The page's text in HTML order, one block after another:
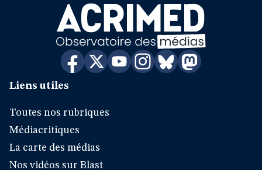
Liens utiles
Toutes nos rubriques
Médiacritiques
La carte des médias
Nos vidéos sur Blast